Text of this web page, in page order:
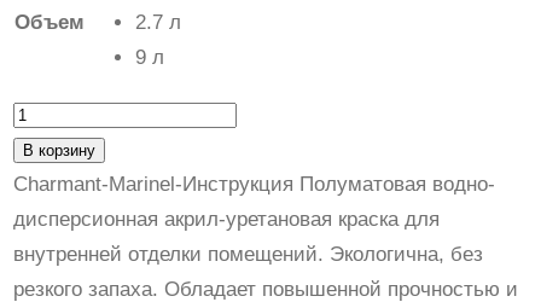
Объем
2.7 л
9 л
К
о
л
и
ч
е
В корзину
Charmant-Marinel-Инструкция Полуматовая водно-
дисперсионная акрил-уретановая краска для
внутренней отделки помещений. Экологична, без
резкого запаха. Обладает повышенной прочностью и